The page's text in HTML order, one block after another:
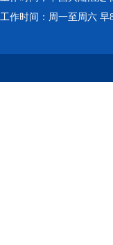
工作时间：周一至周六 早